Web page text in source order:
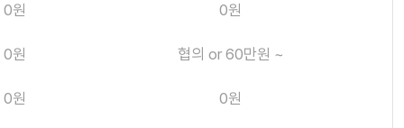
0원 0원
0원 협의 or 60만원 ~
0원 0원